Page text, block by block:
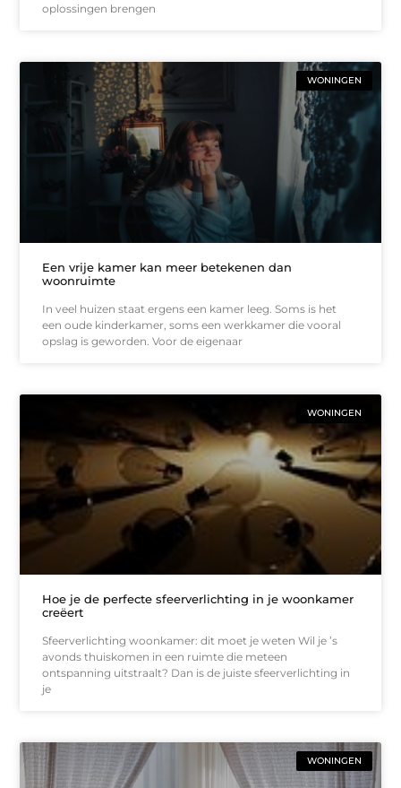
oplossingen brengen
WONINGEN
Een vrije kamer kan meer betekenen dan
woonruimte
In veel huizen staat ergens een kamer leeg. Soms is het
een oude kinderkamer, soms een werkkamer die vooral
opslag is geworden. Voor de eigenaar
WONINGEN
Hoe je de perfecte sfeerverlichting in je woonkamer
creëert
Sfeerverlichting woonkamer: dit moet je weten Wil je ’s
avonds thuiskomen in een ruimte die meteen
ontspanning uitstraalt? Dan is de juiste sfeerverlichting in
je
WONINGEN